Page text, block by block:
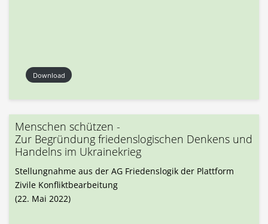
Download
Menschen schützen -
Zur Begründung friedenslogischen Denkens und
Handelns im Ukrainekrieg
Stellungnahme aus der AG Friedenslogik der Plattform
Zivile Konfliktbearbeitung
(22. Mai 2022)